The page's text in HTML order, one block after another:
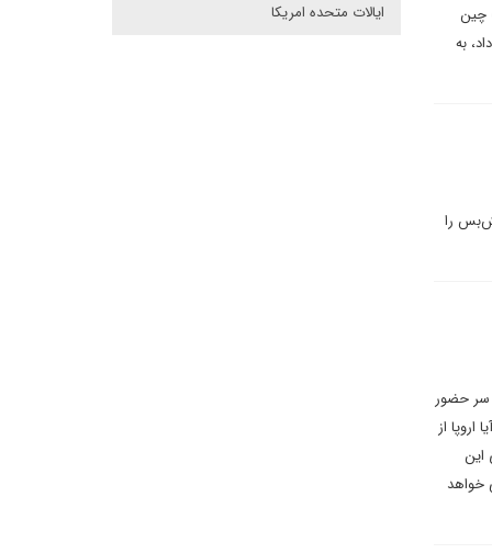
چین
که کیسینجر این کار را در دهه ۱۹۷۰ انجام داد، به
را
سر حضور
از
این
خواهد
ایالات متحده امریکا